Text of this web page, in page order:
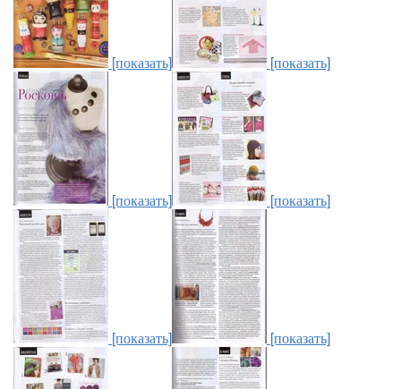
[показать] [показать]
[показать] [показать]
[показать] [показать]